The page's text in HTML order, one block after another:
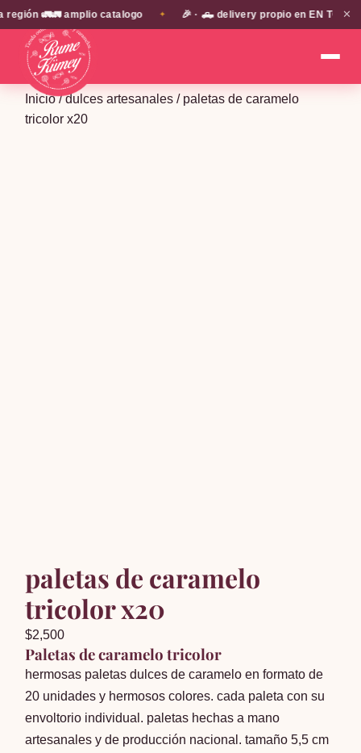
🚛🚛 amplio catalogo ✦ 🎉 · 🛻 delivery propio en EN TODA LA
✕
Inicio/dulces artesanales / paletas de caramelo
tricolor x20
paletas de caramelo
tricolor x20
$2,500
Paletas de caramelo tricolor
hermosas paletas dulces de caramelo en formato de
20 unidades y hermosos colores. cada paleta con su
envoltorio individual. paletas hechas a mano
artesanales y de producción nacional. tamaño 5,5 cm